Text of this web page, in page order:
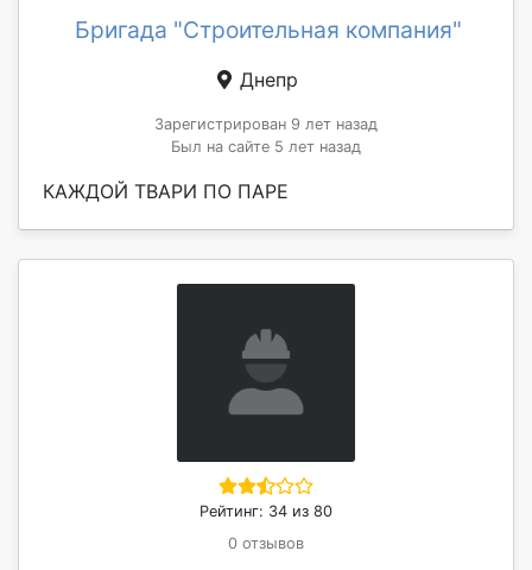
Бригада "Строительная компания"
Днепр
Зарегистрирован 9 лет назад
Был на сайте 5 лет назад
КАЖДОЙ ТВАРИ ПО ПАРЕ
Рейтинг: 34 из 80
0 отзывов